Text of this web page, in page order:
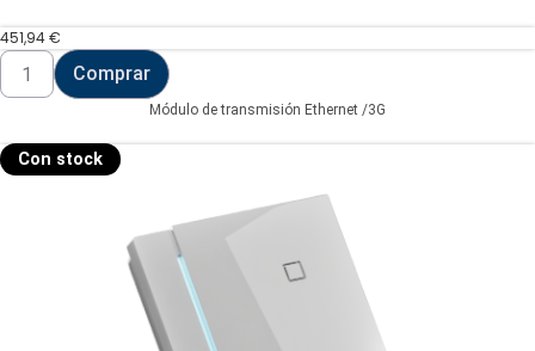
451,94€
Módulo
transmisión
DAITEM
cantidad
Comprar
Módulo de transmisión Ethernet /3G
Con stock